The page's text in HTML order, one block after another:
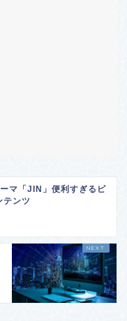
マ「JIN」便利すぎるピ
テンツ